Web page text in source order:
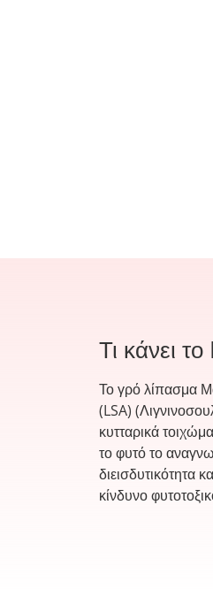
Τι κάνει
Το γρό λίπασμα
(LSA)
κυτταρικά
το φυτό το
διεισδυτικότητα
κίνδυνο